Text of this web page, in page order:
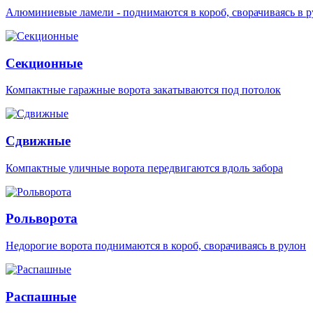
Алюминиевые ламели - поднимаются в короб, сворачиваясь в
Секционные
Компактные гаражные ворота закатываются под потолок
Сдвижные
Компактные уличные ворота передвигаются вдоль забора
Рольворота
Недорогие ворота поднимаются в короб, сворачиваясь в рулон
Распашные